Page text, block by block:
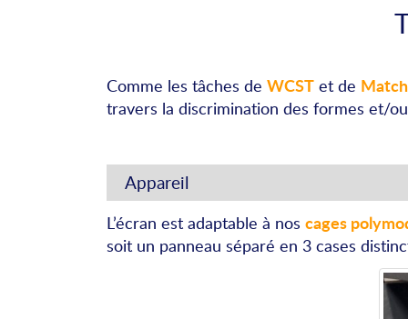
Comme les tâches de WCST et de
travers la discrimination des formes et/
Appareil
L’écran est adaptable à nos cages
soit un panneau séparé en 3 cases